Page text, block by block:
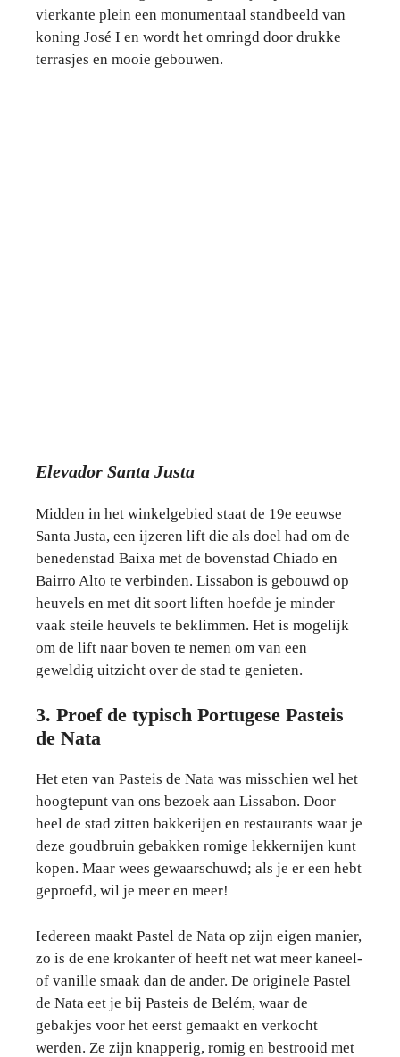
vierkante plein een monumentaal standbeeld van
koning José I en wordt het omringd door drukke
terrasjes en mooie gebouwen.
Elevador Santa Justa
Midden in het winkelgebied staat de 19e eeuwse
Santa Justa, een ijzeren lift die als doel had om de
benedenstad Baixa met de bovenstad Chiado en
Bairro Alto te verbinden. Lissabon is gebouwd op
heuvels en met dit soort liften hoefde je minder
vaak steile heuvels te beklimmen. Het is mogelijk
om de lift naar boven te nemen om van een
geweldig uitzicht over de stad te genieten.
3. Proef de typisch Portugese Pasteis
de Nata
Het eten van Pasteis de Nata was misschien wel het
hoogtepunt van ons bezoek aan Lissabon. Door
heel de stad zitten bakkerijen en restaurants waar je
deze goudbruin gebakken romige lekkernijen kunt
kopen. Maar wees gewaarschuwd; als je er een hebt
geproefd, wil je meer en meer!
Iedereen maakt Pastel de Nata op zijn eigen manier,
zo is de ene krokanter of heeft net wat meer kaneel-
of vanille smaak dan de ander. De originele Pastel
de Nata eet je bij Pasteis de Belém, waar de
gebakjes voor het eerst gemaakt en verkocht
werden. Ze zijn knapperig, romig en bestrooid met